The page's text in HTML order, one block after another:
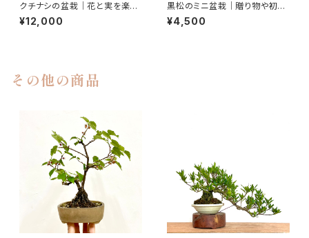
クチナシの盆栽｜花と実を楽し
む｜高さ約20cm
¥12,000
黒松のミニ盆栽｜贈り物や初心
者さん向け｜高さ約22cm
¥4,500
その他の商品